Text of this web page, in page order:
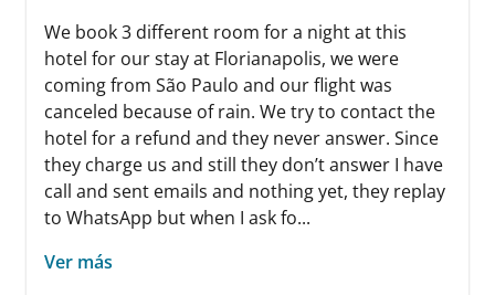
We book 3 different room for a night at this
hotel for our stay at Florianapolis, we were
coming from São Paulo and our flight was
canceled because of rain. We try to contact the
hotel for a refund and they never answer. Since
they charge us and still they don’t answer I have
call and sent emails and nothing yet, they replay
to WhatsApp but when I ask fo...
Ver más